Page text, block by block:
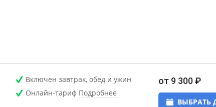
Включен завтрак, обед и ужин
Онлайн-тариф Подробнее
от 9 300 ₽
ВЫБРАТЬ